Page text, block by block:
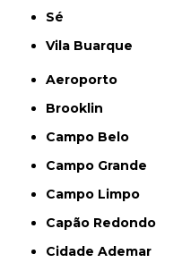
Sé
Vila Buarque
Aeroporto
Brooklin
Campo Belo
Campo Grande
Campo Limpo
Capão Redondo
Cidade Ademar